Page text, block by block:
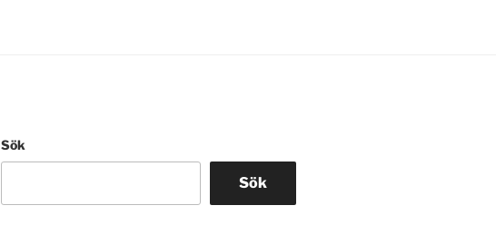
Sök
Sök